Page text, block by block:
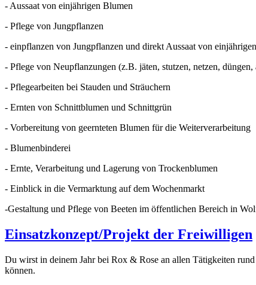
- Aussaat von einjährigen Blumen
- Pflege von Jungpflanzen
- einpflanzen von Jungpflanzen und direkt Aussaat von
- Pflege von Neupflanzungen (z.B. jäten, stutzen, netzen,
- Pflegearbeiten bei Stauden und Sträuchern
- Ernten von Schnittblumen und Schnittgrün
- Vorbereitung von geernteten Blumen für die Weiterverarbeitung
- Blumenbinderei
- Ernte, Verarbeitung und Lagerung von Trockenblumen
- Einblick in die Vermarktung auf dem Wochenmarkt
-Gestaltung und Pflege von Beeten im öffentlichen Bereich in
Einsatzkonzept/Projekt der Freiwilligen
Du wirst in deinem Jahr bei Rox & Rose an allen Tätigkeiten
können.